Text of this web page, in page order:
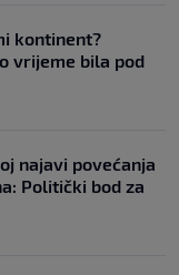
kontinent?
vrijeme bila pod
najavi povećanja
Politički bod za